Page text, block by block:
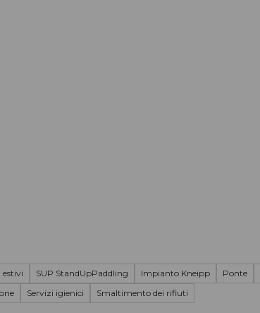
estivi SUP StandUpPaddling Impianto Kneipp Ponte
Servizi igienici Smaltimento dei rifiuti